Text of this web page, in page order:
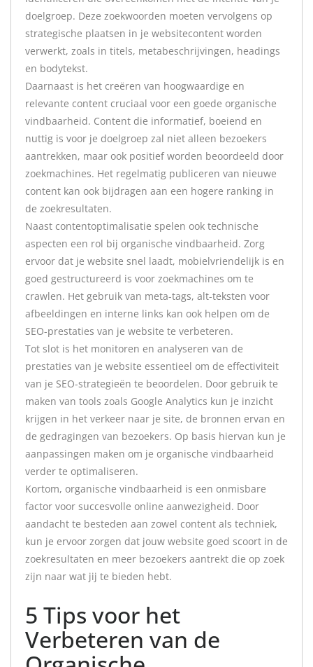
doelgroep. Deze zoekwoorden moeten vervolgens op
strategische plaatsen in je websitecontent worden
verwerkt, zoals in titels, metabeschrijvingen, headings
en bodytekst.
Daarnaast is het creëren van hoogwaardige en
relevante content cruciaal voor een goede organische
vindbaarheid. Content die informatief, boeiend en
nuttig is voor je doelgroep zal niet alleen bezoekers
aantrekken, maar ook positief worden beoordeeld door
zoekmachines. Het regelmatig publiceren van nieuwe
content kan ook bijdragen aan een hogere ranking in
de zoekresultaten.
Naast contentoptimalisatie spelen ook technische
aspecten een rol bij organische vindbaarheid. Zorg
ervoor dat je website snel laadt, mobielvriendelijk is en
goed gestructureerd is voor zoekmachines om te
crawlen. Het gebruik van meta-tags, alt-teksten voor
afbeeldingen en interne links kan ook helpen om de
SEO-prestaties van je website te verbeteren.
Tot slot is het monitoren en analyseren van de
prestaties van je website essentieel om de effectiviteit
van je SEO-strategieën te beoordelen. Door gebruik te
maken van tools zoals Google Analytics kun je inzicht
krijgen in het verkeer naar je site, de bronnen ervan en
de gedragingen van bezoekers. Op basis hiervan kun je
aanpassingen maken om je organische vindbaarheid
verder te optimaliseren.
Kortom, organische vindbaarheid is een onmisbare
factor voor succesvolle online aanwezigheid. Door
aandacht te besteden aan zowel content als techniek,
kun je ervoor zorgen dat jouw website goed scoort in de
zoekresultaten en meer bezoekers aantrekt die op zoek
zijn naar wat jij te bieden hebt.
5 Tips voor het
Verbeteren van de